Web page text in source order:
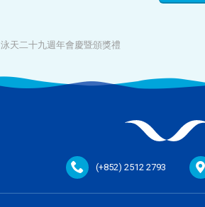
泳天二十九週年會慶暨頒獎禮
(+852) 2512 2793